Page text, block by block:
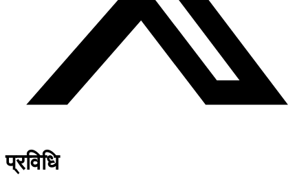
प्रविधि